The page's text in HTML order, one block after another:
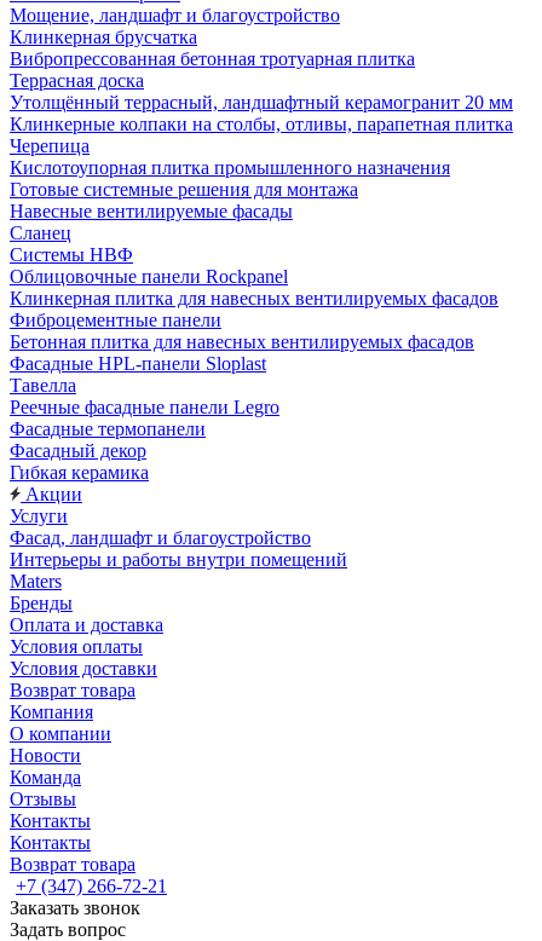
Мощение, ландшафт и благоустройство
Клинкерная брусчатка
Вибропрессованная бетонная тротуарная плитка
Террасная доска
Утолщённый террасный, ландшафтный керамогранит 20 мм
Клинкерные колпаки на столбы, отливы, парапетная плитка
Черепица
Кислотоупорная плитка промышленного назначения
Готовые системные решения для монтажа
Навесные вентилируемые фасады
Сланец
Системы НВФ
Облицовочные панели Rockpanel
Клинкерная плитка для навесных вентилируемых фасадов
Фиброцементные панели
Бетонная плитка для навесных вентилируемых фасадов
Фасадные HPL-панели Sloplast
Тавелла
Реечные фасадные панели Legro
Фасадные термопанели
Фасадный декор
Гибкая керамика
Акции
Услуги
Фасад, ландшафт и благоустройство
Интерьеры и работы внутри помещений
Maters
Бренды
Оплата и доставка
Условия оплаты
Условия доставки
Возврат товара
Компания
О компании
Новости
Команда
Отзывы
Контакты
Контакты
Возврат товара
+7 (347) 266-72-21
Заказать звонок
Задать вопрос